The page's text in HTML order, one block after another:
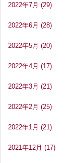
2022年7月 (29)
2022年6月 (28)
2022年5月 (20)
2022年4月 (17)
2022年3月 (21)
2022年2月 (25)
2022年1月 (21)
2021年12月 (17)